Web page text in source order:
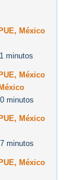
México
minutos
México
minutos
México
minutos
México